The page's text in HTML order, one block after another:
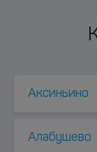
Аксиньино
Алабушево